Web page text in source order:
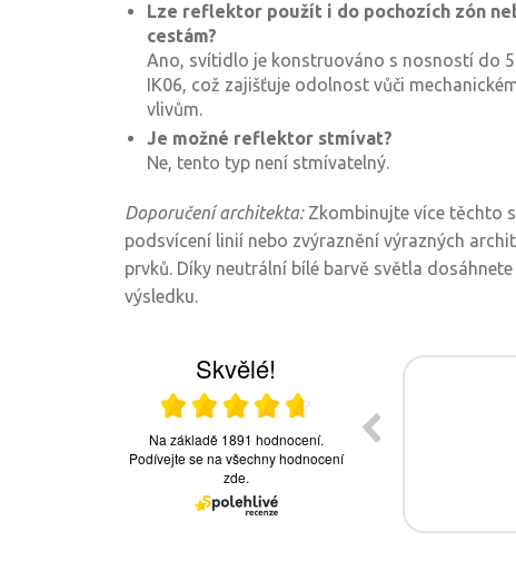
Lze reflektor použít i do pochozích zón
cestám?
Ano, svítidlo je konstruováno s nosností do
IK06, což zajišťuje odolnost vůči
vlivům.
Je možné reflektor stmívat?
Ne, tento typ není stmívatelný.
Doporučení architekta:Zkombinujte více těchto
podsvícení linií nebo zvýraznění výrazných
prvků. Díky neutrální bílé barvě světla
výsledku.